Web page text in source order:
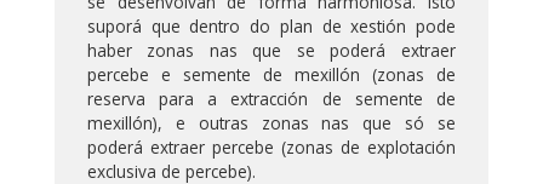
suporá que dentro do plan de xestión pode
haber zonas nas que se poderá extraer
percebe e semente de mexillón (zonas de
reserva para a extracción de semente de
mexillón), e outras zonas nas que só se
poderá extraer percebe (zonas de explotación
exclusiva de percebe).